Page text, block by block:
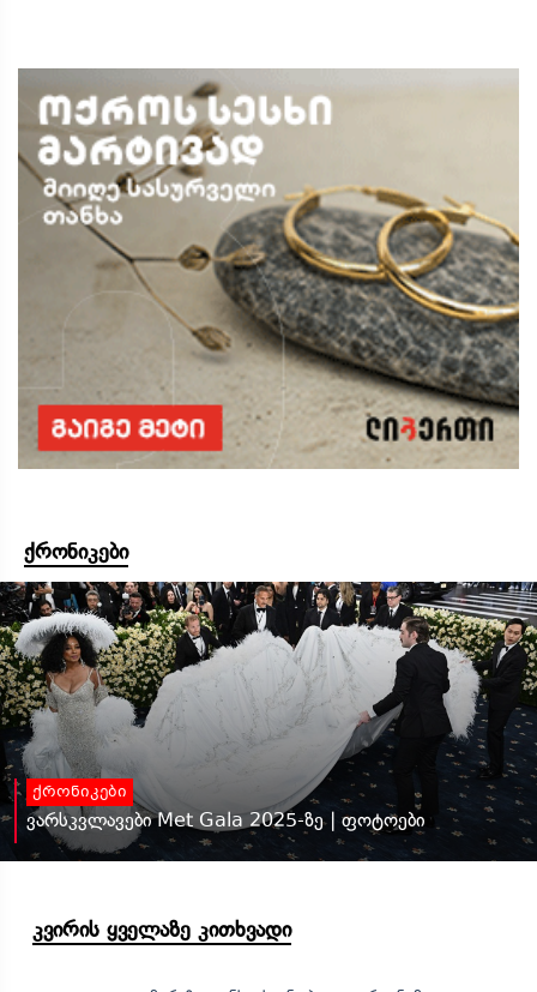
ქრონიკები
ქრონიკები
ვარსკვლავები Met Gala 2025-ზე | ფოტოები
კვირის ყველაზე კითხვადი